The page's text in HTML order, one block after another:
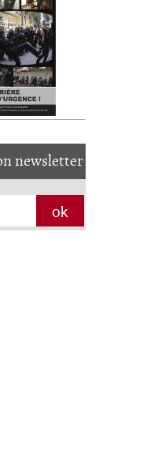
newsletter